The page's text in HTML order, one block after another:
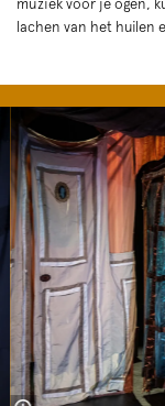
muziek voor je ogen,
lachen van het huilen